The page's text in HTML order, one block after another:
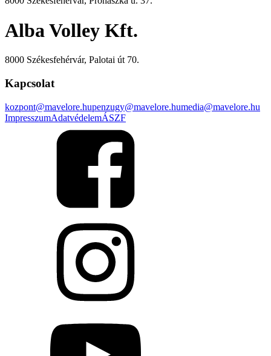
Alba Volley Kft.
8000 Székesfehérvár, Palotai út 70.
Kapcsolat
kozpont@mavelore.hupenzugy@mavelore.humedia@mavelore.hu
ImpresszumAdatvédelemÁSZF